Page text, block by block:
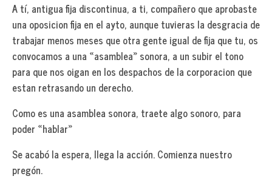
A tí, antigua fija discontinua, a ti, compañero que aprobaste
una oposicion fija en el ayto, aunque tuvieras la desgracia de
trabajar menos meses que otra gente igual de fija que tu, os
convocamos a una «asamblea» sonora, a un subir el tono
para que nos oigan en los despachos de la corporacion que
estan retrasando un derecho.
Como es una asamblea sonora, traete algo sonoro, para
poder «hablar»
Se acabó la espera, llega la acción. Comienza nuestro
pregón.